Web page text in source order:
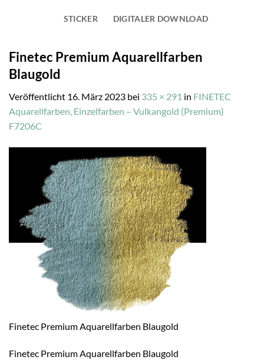
STICKER DIGITALER DOWNLOAD
Finetec Premium Aquarellfarben
Blaugold
Veröffentlicht 16. März 2023 bei 335 × 291 in FINETEC
Aquarellfarben, Einzelfarben – Vulkangold (Premium)
F7206C
Finetec Premium Aquarellfarben Blaugold
Finetec Premium Aquarellfarben Blaugold